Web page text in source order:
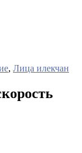
, Лица илекчан